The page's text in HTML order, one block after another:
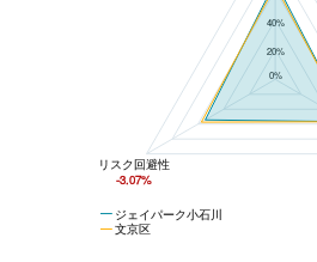
40%
20%
0%
ジェイパーク小石川
文京区
リスク回避性
-3.07%